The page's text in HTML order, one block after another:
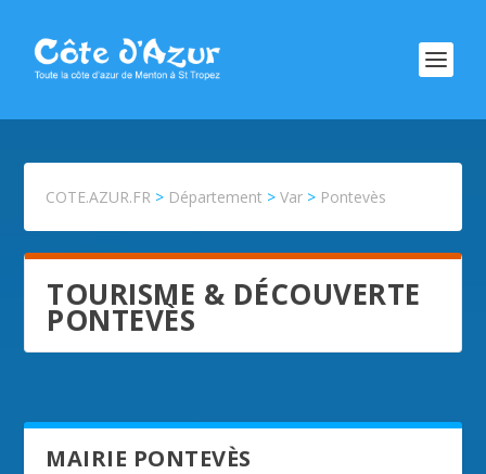
COTE.AZUR.FR > Département >Var > Pontevès
TOURISME & DÉCOUVERTE
PONTEVÈS
MAIRIE PONTEVÈS